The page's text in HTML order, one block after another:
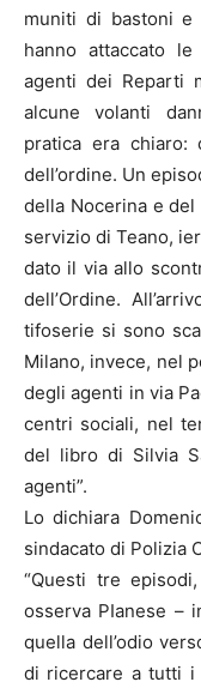
muniti di bastoni e
hanno attaccato
agenti dei Reparti
alcune volanti
pratica era chiaro:
dell’ordine. Un
della Nocerina e del
servizio di Teano,
dato il via allo
dell’Ordine.
tifoserie si sono
Milano, invece, nel
degli agenti in via
centri sociali, nel
del libro di Silvia
agenti”.
Lo dichiara
sindacato di Polizia
“Questi tre
osserva PIanese –
quella dell’odio
di ricercare a tutti i